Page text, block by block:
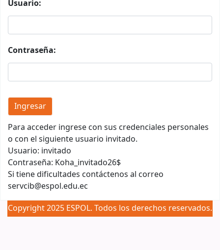
Usuario:
Contraseña:
Para acceder ingrese con sus credenciales personales
o con el siguiente usuario invitado.
Usuario: invitado
Contraseña: Koha_invitado26$
Si tiene dificultades contáctenos al correo
servcib@espol.edu.ec
Copyright 2025 ESPOL. Todos los derechos reservados.